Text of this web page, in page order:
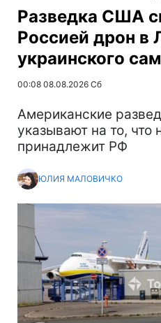
Разведка США
Россией дрон в
украинского
00:08 08.08.2026 Сб
Американские
указывают на то, что
принадлежит РФ
ЮЛИЯ МАЛОВИЧКО